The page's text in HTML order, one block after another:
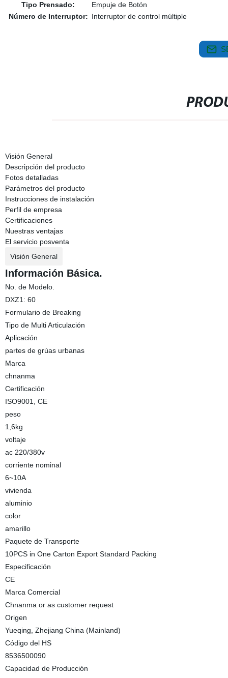
Tipo Prensado:
Empuje de Botón
Número de Interruptor: Interruptor de control múltiple
Visión General
Descripción del producto
Fotos detalladas
Parámetros del producto
Instrucciones de instalación
Perfil de empresa
Certificaciones
Nuestras ventajas
El servicio posventa
Visión General
Información Básica.
No. de Modelo.
DXZ1: 60
Formulario de Breaking
Tipo de Multi Articulación
Aplicación
partes de grúas urbanas
Marca
chnanma
Certificación
ISO9001, CE
peso
1,6kg
voltaje
ac 220/380v
corriente nominal
6~10A
vivienda
aluminio
color
amarillo
Paquete de Transporte
10PCS in One Carton Export Standard Packing
Especificación
CE
Marca Comercial
Chnanma or as customer request
Origen
Yueqing, Zhejiang China (Mainland)
Código del HS
8536500090
Capacidad de Producción